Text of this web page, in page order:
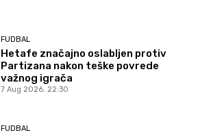
FUDBAL
Hetafe značajno oslabljen protiv
Partizana nakon teške povrede
važnog igrača
7 Aug 2026. 22:30
FUDBAL